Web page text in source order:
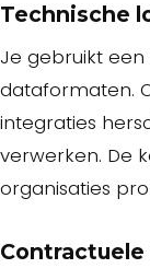
Technische
Je gebruikt
dataformaten.
integraties
verwerken. De
organisaties
Contractuele